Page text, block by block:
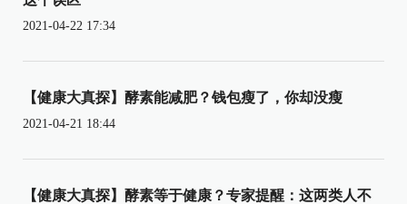
2021-04-22 17:34
【健康大真探】酵素能减肥？钱包瘦了，你却没瘦
2021-04-21 18:44
【健康大真探】酵素等于健康？专家提醒：这两类人不